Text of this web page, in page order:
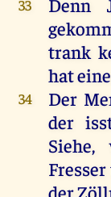
33
trank
hat
34 Der
der
Siehe,
Fresser
der